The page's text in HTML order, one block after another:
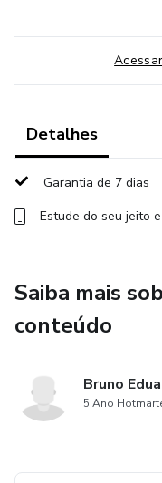
Detalhes
Garantia de 7 dias
Estude do seu jeito
Saiba mais
conteúdo
Bruno
5 Ano